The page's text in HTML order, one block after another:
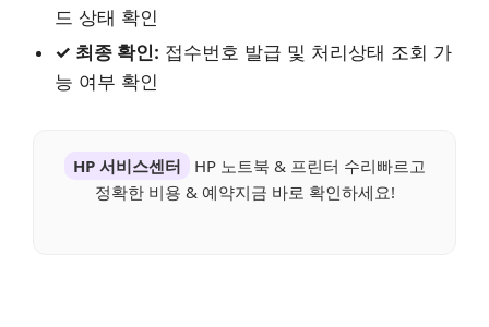
드 상태 확인
✓ 최종 확인: 접수번호 발급 및 처리상태 조회 가
능 여부 확인
HP 서비스센터
HP 노트북 & 프린터 수리빠르고
정확한 비용 & 예약지금 바로 확인하세요!